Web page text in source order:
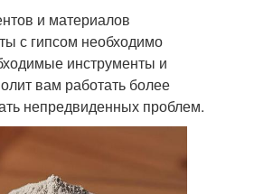
и материалов
с гипсом необходимо
инструменты и
вам работать более
непредвиденных проблем.